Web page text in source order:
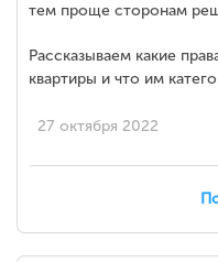
тем проще сторонам
Рассказываем какие
квартиры и что им
27 октября 2022